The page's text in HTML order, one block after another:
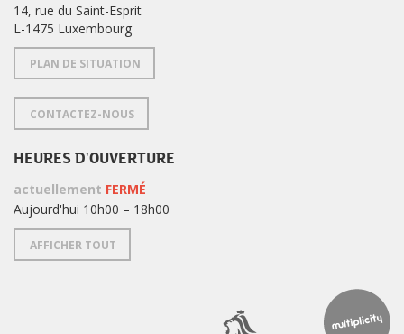
14, rue du Saint-Esprit
L-1475 Luxembourg
PLAN DE SITUATION
CONTACTEZ-NOUS
HEURES D'OUVERTURE
actuellement FERMÉ
Aujourd'hui 10h00 – 18h00
AFFICHER TOUT